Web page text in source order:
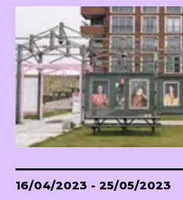
16/04/2023 - 25/05/2023